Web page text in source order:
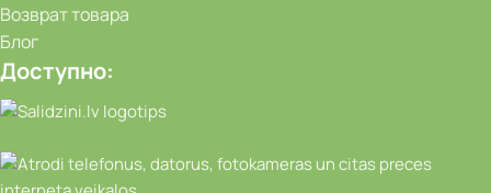
Возврат товара
Блог
Доступно: